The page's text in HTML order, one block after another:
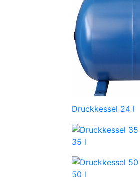
Druckkessel 24 l
35 l
50 l